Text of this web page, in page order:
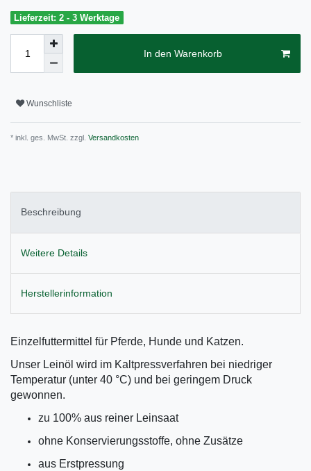
Lieferzeit: 2 - 3 Werktage
In den Warenkorb
Wunschliste
* inkl. ges. MwSt. zzgl. Versandkosten
Beschreibung
Weitere Details
Herstellerinformation
Einzelfuttermittel für Pferde, Hunde und Katzen.
Unser Leinöl wird im Kaltpressverfahren bei niedriger
Temperatur (unter 40 °C) und bei geringem Druck
gewonnen.
zu 100% aus reiner Leinsaat
ohne Konservierungsstoffe, ohne Zusätze
aus Erstpressung